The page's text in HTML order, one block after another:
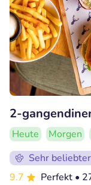
2-
Heute Morgen
Sehr
9.7
Perfekt •